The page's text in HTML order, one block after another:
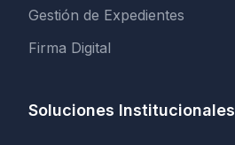
Gestión de Expedientes
Firma Digital
Soluciones Institucionales